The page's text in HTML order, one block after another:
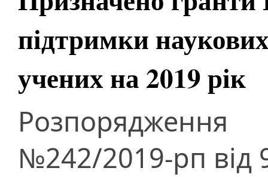
підтримки
учених на 2019 рік
№242/2019-рп від